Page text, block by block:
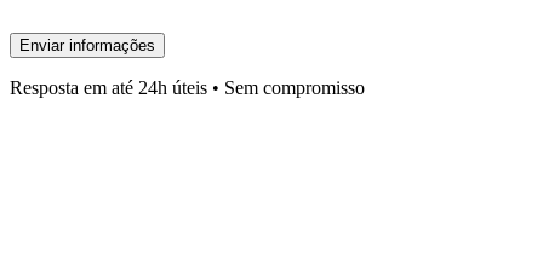
Enviar informações
Resposta em até 24h úteis • Sem compromisso